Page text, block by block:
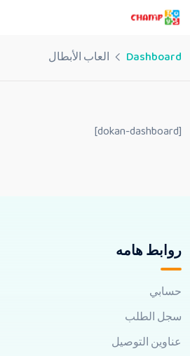
Dashboard العاب الأبطال
[dokan-dashboard]
روابط هامه
حسابي
سجل الطلب
عناوين التوصيل